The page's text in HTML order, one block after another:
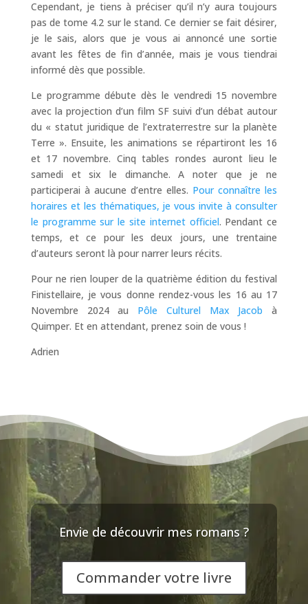
Cependant, je tiens à préciser qu’il n’y aura toujours
pas de tome 4.2 sur le stand. Ce dernier se fait désirer,
je le sais, alors que je vous ai annoncé une sortie
avant les fêtes de fin d’année, mais je vous tiendrai
informé dès que possible.
Le programme débute dès le vendredi 15 novembre
avec la projection d’un film SF suivi d’un débat autour
du « statut juridique de l’extraterrestre sur la planète
Terre ». Ensuite, les animations se répartiront les 16
et 17 novembre. Cinq tables rondes auront lieu le
samedi et six le dimanche. A noter que je ne
participerai à aucune d’entre elles. Pour connaître les
horaires et les thématiques, je vous invite à consulter
le programme sur le site internet officiel. Pendant ce
temps, et ce pour les deux jours, une trentaine
d’auteurs seront là pour narrer leurs récits.
Pour ne rien louper de la quatrième édition du festival
Finistellaire, je vous donne rendez-vous les 16 au 17
Novembre 2024 au Pôle Culturel Max Jacob à
Quimper. Et en attendant, prenez soin de vous !
Adrien
Envie de découvrir mes romans ?
Commander votre livre